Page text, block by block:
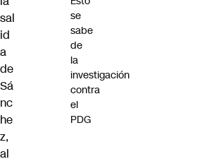
sal
id
a
de
Sá
nc
he
z,
al
se
sabe
de
la
investigación
contra
el
PDG